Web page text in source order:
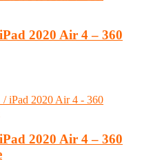
2020 Air 4 – 360
2020 Air 4 – 360